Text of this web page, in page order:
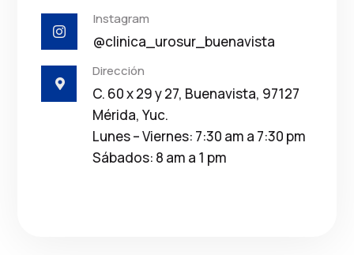

Instagram
@clinica_urosur_buenavista

Dirección
C. 60 x 29 y 27, Buenavista, 97127
Mérida, Yuc.
Lunes – Viernes: 7:30 am a 7:30 pm
Sábados: 8 am a 1 pm